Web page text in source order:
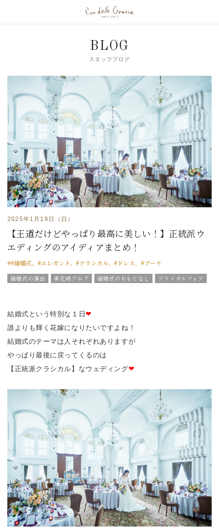
BLOG
スタッフブログ
2025年1月19日（日）
【王道だけどやっぱり最高に美しい！】正統派ウ
エディングのアイディアまとめ！
##結婚式、#エレガント、#クラシカル、#ドレス、#ブーケ
結婚式の演出 美花嫁ブログ 結婚式のおもてなし
ブライダルフェア
グラツィエについて
結婚式という特別な１日❤
誰よりも輝く花嫁になりたいですよね！
結婚式のテーマは人それぞれありますが
やっぱり最後に戻ってくるのは
【正統派クラシカル】なウェディング❤